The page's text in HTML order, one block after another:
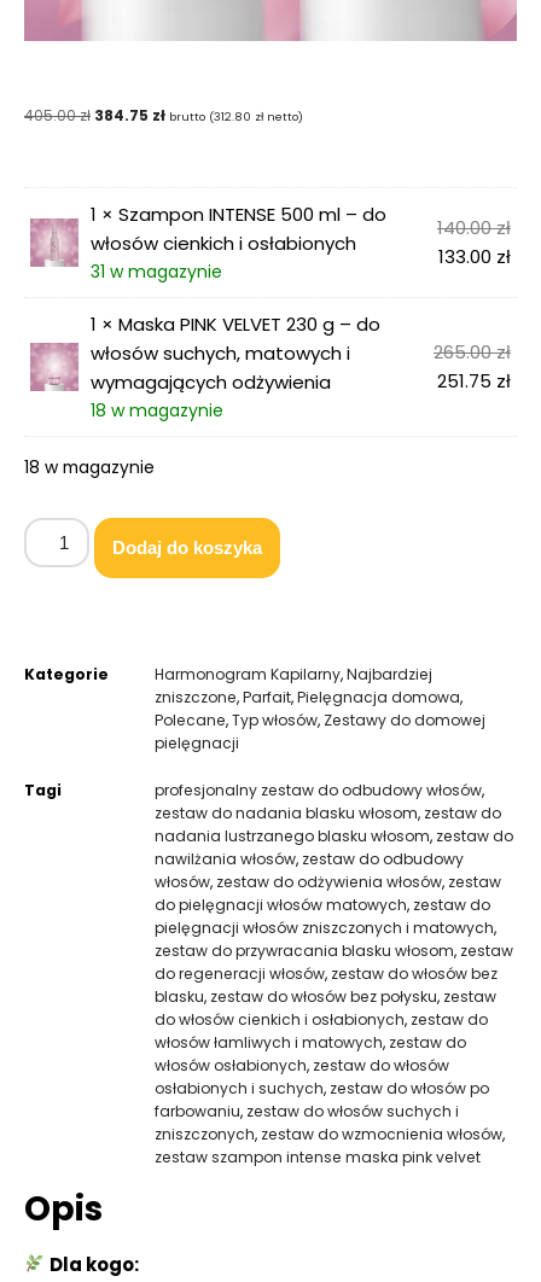
405.00zł 384.75 zł brutto (312.80 złnetto)
1 × Szampon INTENSE 500 ml – do
włosów cienkich i osłabionych
31 w magazynie
140.00zł
133.00 zł
1 × Maska PINK VELVET 230 g – do
włosów suchych, matowych i
wymagających odżywienia
18 w magazynie
265.00zł
251.75 zł
18 w magazynie
Dodaj do koszyka
Kategorie Harmonogram Kapilarny,Najbardziej
zniszczone,Parfait,Pielęgnacja domowa,
Polecane,Typ włosów, Zestawy do domowej
pielęgnacji
Tagi profesjonalny zestaw do odbudowy włosów,
zestaw do nadania blasku włosom, zestaw do
nadania lustrzanego blasku włosom, zestaw do
nawilżania włosów, zestaw do odbudowy
włosów, zestaw do odżywienia włosów, zestaw
do pielęgnacji włosów matowych, zestaw do
pielęgnacji włosów zniszczonych i matowych,
zestaw do przywracania blasku włosom, zestaw
do regeneracji włosów, zestaw do włosów bez
blasku, zestaw do włosów bez połysku, zestaw
do włosów cienkich i osłabionych, zestaw do
włosów łamliwych i matowych, zestaw do
włosów osłabionych, zestaw do włosów
osłabionych i suchych, zestaw do włosów po
farbowaniu, zestaw do włosów suchych i
zniszczonych, zestaw do wzmocnienia włosów,
zestaw szampon intense maska pink velvet
Opis
Dla kogo: